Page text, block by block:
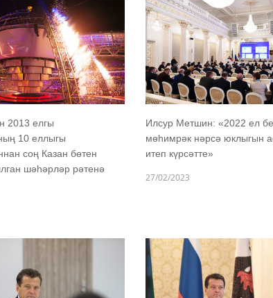
2013 елгы
10 еллыгы
соң Казан бөтен
шәһәрләр рәтенә
Илсур Метшин: «2022 ел
мөһимрәк нәрсә юклыгын
итеп күрсәтте»
27/02/2023